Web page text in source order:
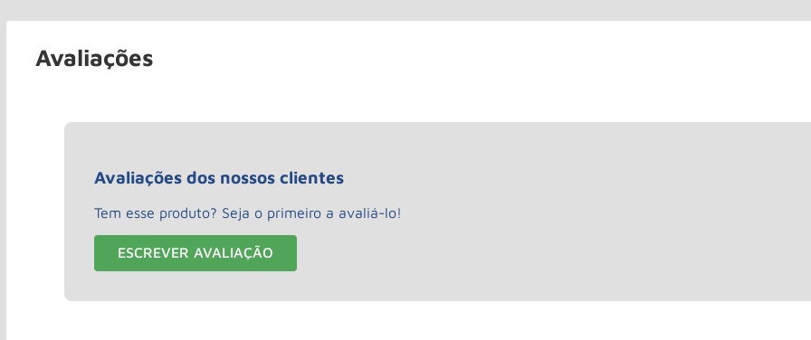
Avaliações
Avaliações dos nossos clientes
Tem esse produto? Seja o primeiro a avaliá-lo!
ESCREVER AVALIAÇÃO